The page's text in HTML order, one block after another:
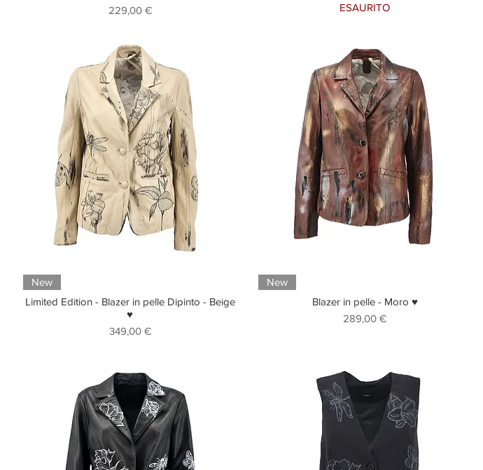
Prezzo
229,00 €
ESAURITO
New
Limited Edition - Blazer in pelle Dipinto - Beige
♥
Prezzo
349,00 €
New
Blazer in pelle - Moro ♥
Prezzo
289,00 €